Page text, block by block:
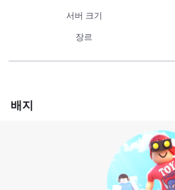
서버 크기
장르
배지